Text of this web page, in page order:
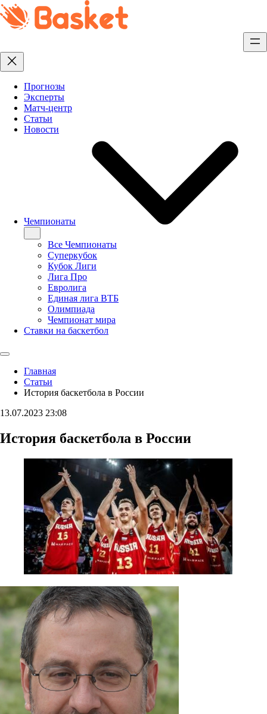
Перейти
к
содержимому
Прогнозы
Эксперты
Матч-центр
Статьи
Новости
Чемпионаты
Все Чемпионаты
Суперкубок
Кубок Лиги
Лига Про
Евролига
Единая лига ВТБ
Олимпиада
Чемпионат мира
Ставки на баскетбол
Главная
Статьи
История баскетбола в России
13.07.2023 23:08
История баскетбола в России